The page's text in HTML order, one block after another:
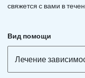
свяжется с вами в
Вид помощи
Лечение